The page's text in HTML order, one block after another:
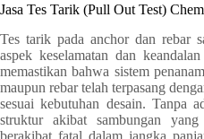
Jasa Tes Tarik (Pull Out Test)
Tes tarik pada anchor dan rebar
aspek keselamatan dan
memastikan bahwa sistem
maupun rebar telah terpasang
sesuai kebutuhan desain. Tanpa
struktur akibat sambungan
berakibat fatal dalam jangka